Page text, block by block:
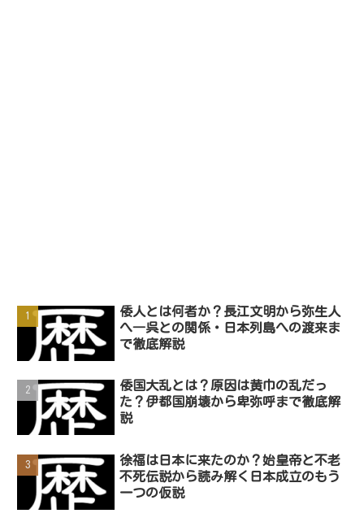
倭人とは何者か？長江文明から弥生人
へ―呉との関係・日本列島への渡来ま
で徹底解説
倭国大乱とは？原因は黄巾の乱だっ
た？伊都国崩壊から卑弥呼まで徹底解
説
徐福は日本に来たのか？始皇帝と不老
不死伝説から読み解く日本成立のもう
一つの仮説